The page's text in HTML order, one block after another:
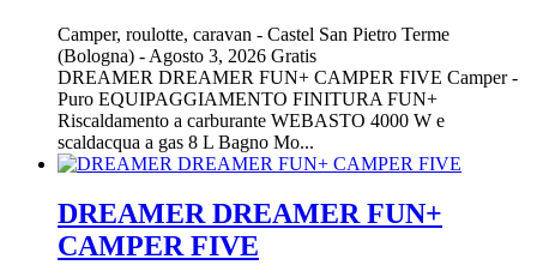
Camper, roulotte, caravan - Castel San Pietro Terme
(Bologna) - Agosto 3, 2026 Gratis
DREAMER DREAMER FUN+ CAMPER FIVE Camper -
Puro EQUIPAGGIAMENTO FINITURA FUN+
Riscaldamento a carburante WEBASTO 4000 W e
scaldacqua a gas 8 L Bagno Mo...
DREAMER DREAMER FUN+
CAMPER FIVE